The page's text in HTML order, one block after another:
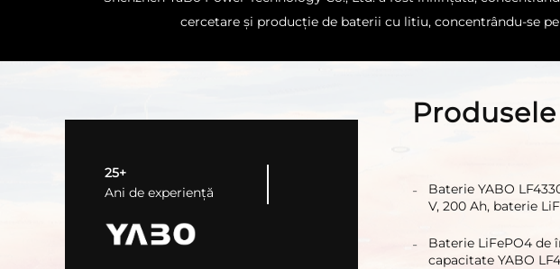
cercetare și producție de baterii cu litiu, concentrându-se
25+
Ani de experiență
Baterie YABO
V, 200 Ah, baterie
reîncărcabile de
Baterie LiFePO4 de
capacitate YABO